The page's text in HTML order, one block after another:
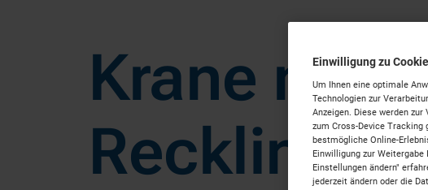
Krane
Einwilligung zu
Um Ihnen eine optimale
Technologien zur
Anzeigen. Diese werden
zum Cross-Device
bestmögliche Online-
Einwilligung zur Weitergabe
Einstellungen ändern"
jederzeit ändern oder die